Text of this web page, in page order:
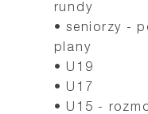
rundy
• seniorzy -
plany
• U19
• U17
• U15 -